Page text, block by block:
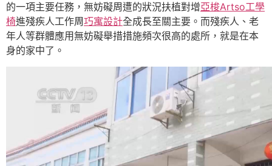
的一項主要任務，無妨礙周遭的狀況扶植對增亞梭Artso工學
椅進殘疾人工作周巧寓設計全成長至關主要。而殘疾人、老
年人等群體應用無妨礙舉措措施頻次很高的處所，就是在本
身的家中了。